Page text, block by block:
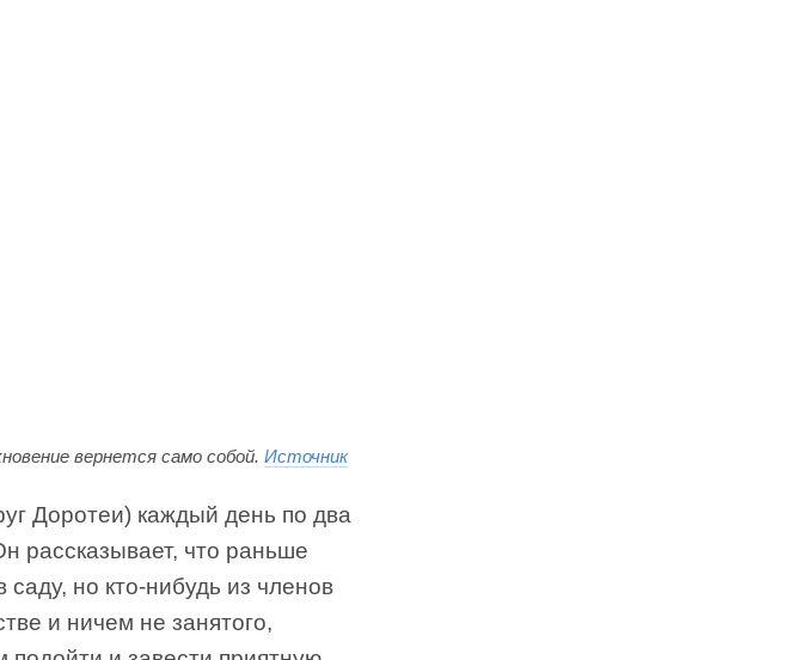
вернется само собой. Источник
Доротеи) каждый день по два
рассказывает, что раньше
но кто-нибудь из членов
и ничем не занятого,